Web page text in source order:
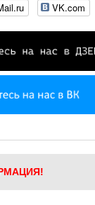
VK.com